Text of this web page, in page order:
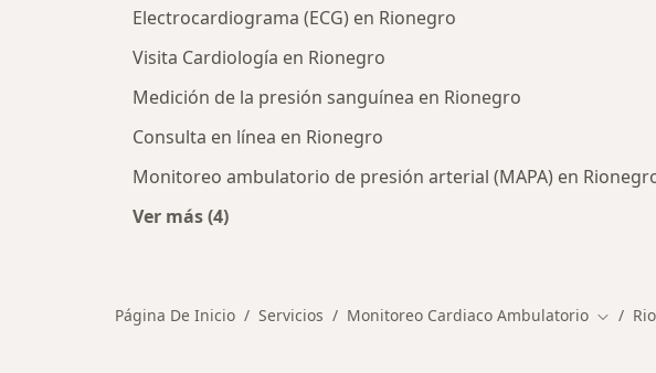
Electrocardiograma (ECG) en Rionegro
Visita Cardiología en Rionegro
Medición de la presión sanguínea en Rionegro
Consulta en línea en Rionegro
Monitoreo ambulatorio de presión arterial (MAPA) en
Ver más (4)
Página De Inicio Servicios Monitoreo Cardiaco Ambulatorio